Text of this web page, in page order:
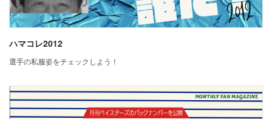
ハマコレ2012
選手の私服姿をチェックしよう！